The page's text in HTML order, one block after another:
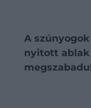
A
nyitott ablak